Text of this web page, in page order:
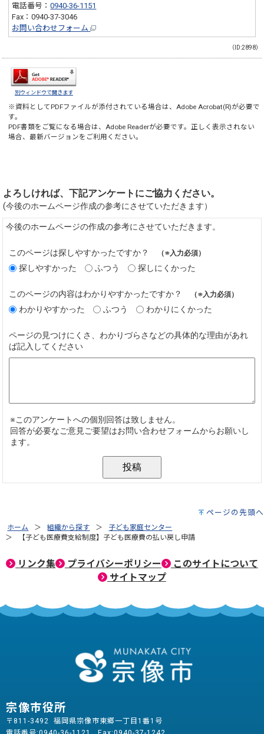
電話番号：0940-36-1151
Fax：0940-37-3046
お問い合わせフォーム
（ID:2898）
別ウィンドウで開きます
※資料としてPDFファイルが添付されている場合は、 Adobe Acrobat(R)が必要で
す。
PDF書類をご覧になる場合は、 Adobe Readerが必要です。正しく表示されない
場合、最新バージョンをご利用ください。
ページの先頭へ
ホーム 組織から探す
子ども家庭センター
【子ども医療費支給制度】子ども医療費の払い戻し申請
リンク集 プライバシーポリシー
このサイトについて
サイトマップ
宗像市役所
〒811-3492 福岡県宗像市東郷一丁目1番1号